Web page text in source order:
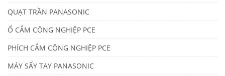
QUẠT TRẦN PANASONIC
Ổ CẮM CÔNG NGHIỆP PCE
PHÍCH CẮM CÔNG NGHIỆP PCE
MÁY SẤY TAY PANASONIC